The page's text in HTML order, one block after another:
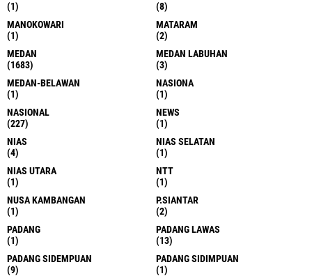
(1)
(8)
MANOKOWARI
(1)
MATARAM
(2)
MEDAN
(1683)
MEDAN LABUHAN
(3)
MEDAN-BELAWAN
(1)
NASIONA
(1)
NASIONAL
(227)
NEWS
(1)
NIAS
(4)
NIAS SELATAN
(1)
NIAS UTARA
(1)
NTT
(1)
NUSA KAMBANGAN
(1)
P.SIANTAR
(2)
PADANG
(1)
PADANG LAWAS
(13)
PADANG SIDEMPUAN
(9)
PADANG SIDIMPUAN
(1)